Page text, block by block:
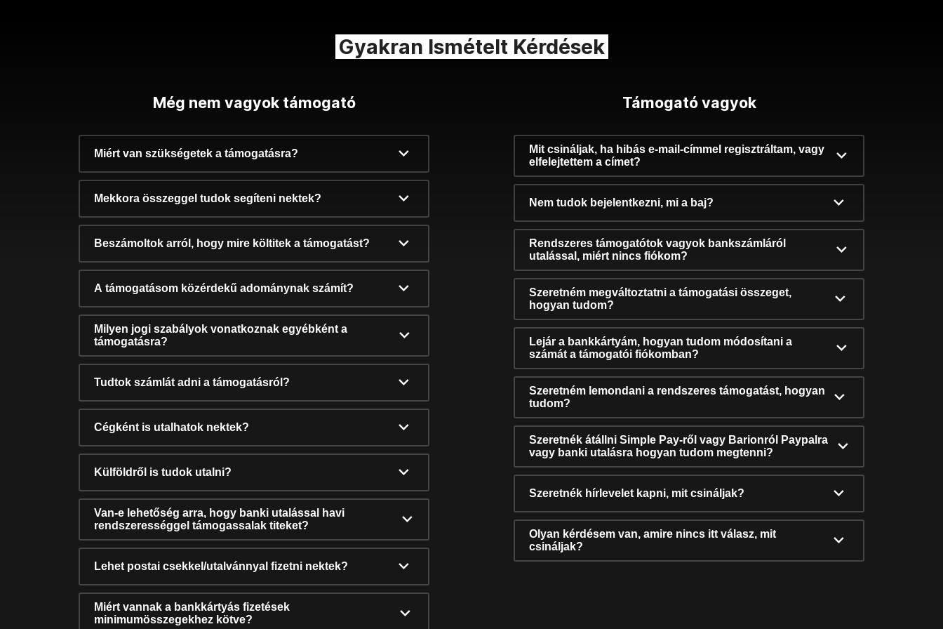
Gyakran Ismételt Kérdések
Még nem vagyok támogató
Miért van szükségetek a támogatásra?
Mekkora összeggel tudok segíteni nektek?
Beszámoltok arról, hogy mire költitek a támogatást?
A támogatásom közérdekű adománynak számít?
Milyen jogi szabályok vonatkoznak egyébként a
támogatásra?
Tudtok számlát adni a támogatásról?
Cégként is utalhatok nektek?
Külföldről is tudok utalni?
Van-e lehetőség arra, hogy banki utalással havi
rendszerességgel támogassalak titeket?
Lehet postai csekkel/utalvánnyal fizetni nektek?
Miért vannak a bankkártyás fizetések
minimumösszegekhez kötve?
Támogató vagyok
Mit csináljak, ha hibás e-mail-címmel regisztráltam, vagy
elfelejtettem a címet?
Nem tudok bejelentkezni, mi a baj?
Rendszeres támogatótok vagyok bankszámláról
utalással, miért nincs fiókom?
Szeretném megváltoztatni a támogatási összeget,
hogyan tudom?
Lejár a bankkártyám, hogyan tudom módosítani a
számát a támogatói fiókomban?
Szeretném lemondani a rendszeres támogatást, hogyan
tudom?
Szeretnék átállni Simple Pay-ről vagy Barionról Paypalra
vagy banki utalásra hogyan tudom megtenni?
Szeretnék hírlevelet kapni, mit csináljak?
Olyan kérdésem van, amire nincs itt válasz, mit
csináljak?